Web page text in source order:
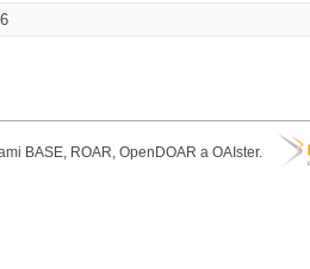
BASE, ROAR, OpenDOAR a OAIster.